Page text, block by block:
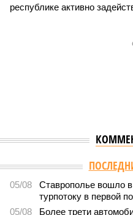
республике активно
05/08
Ставрополье вошло в
турпотоку в первой
05/08
Более трети